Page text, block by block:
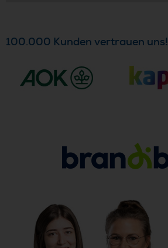
100.000 Kunden vertrauen uns!